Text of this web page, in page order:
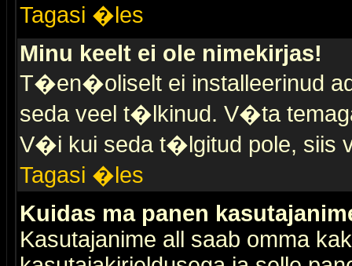
Tagasi �les
Minu keelt ei ole nimekirjas!
T�en�oliselt ei installeerinud
seda veel t�lkinud. V�ta
V�i kui seda t�lgitud pole, siis
Tagasi �les
Kuidas ma panen
Kasutajanime all saab omma